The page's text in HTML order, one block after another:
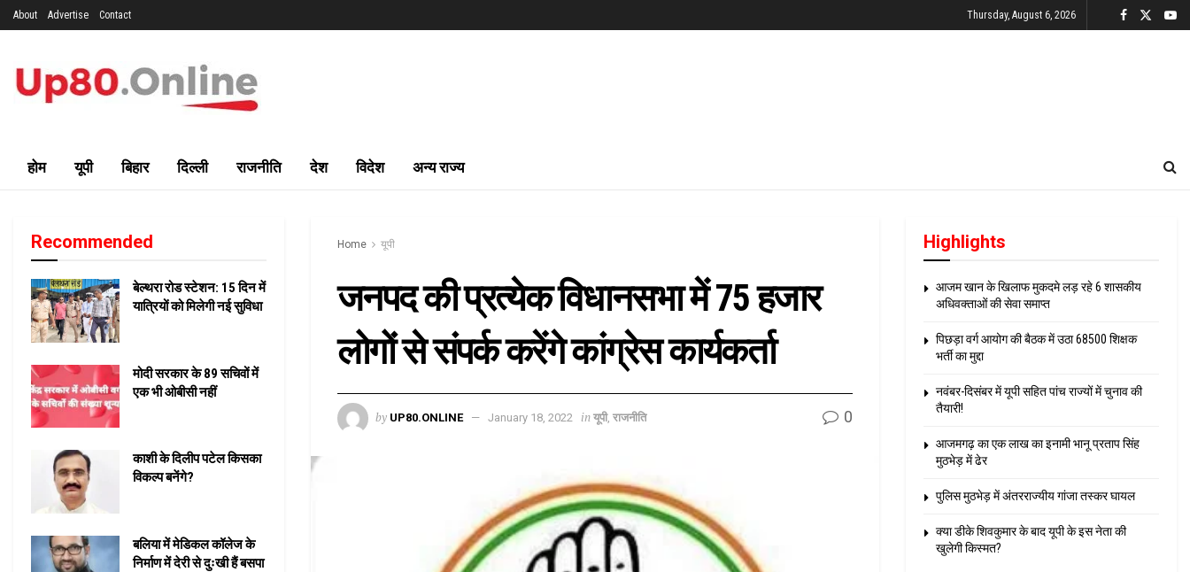
About Advertise Contact Thursday, August 6, 2026
होम यूपी बिहार दिल्ली राजनीति देश विदेश अन्य राज्य
Home यूपी
जनपद की प्रत्येक विधानसभा में 75 हजार
लोगों से संपर्क करेंगे कांग्रेस कार्यकर्ता
by UP80.ONLINE January 18, 2022 in यूपी, राजनीति 0
Recommended
बेल्थरा रोड स्टेशन: 15 दिन में
यात्रियों को मिलेगी नई सुविधा
मोदी सरकार के 89 सचिवों में
एक भी ओबीसी नहीं
काशी के दिलीप पटेल किसका
विकल्प बनेंगे?
बलिया में मेडिकल कॉलेज के
निर्माण में देरी से दुःखी हैं बसपा
Highlights
आजम खान के खिलाफ मुकदमे लड़ रहे 6 शासकीय
अधिवक्ताओं की सेवा समाप्त
पिछड़ा वर्ग आयोग की बैठक में उठा 68500 शिक्षक
भर्ती का मुद्दा
नवंबर-दिसंबर में यूपी सहित पांच राज्यों में चुनाव की
तैयारी!
आजमगढ़ का एक लाख का इनामी भानू प्रताप सिंह
मुठभेड़ में ढेर
पुलिस मुठभेड़ में अंतरराज्यीय गांजा तस्कर घायल
क्या डीके शिवकुमार के बाद यूपी के इस नेता की
खुलेगी किस्मत?